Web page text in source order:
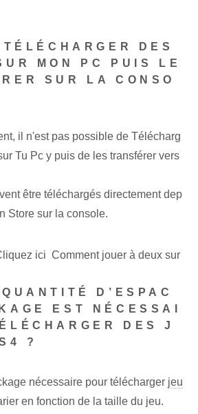
DES
MON PC PUIS LE
SUR LA CONSO
il n'est pas possible de ‍Télécharg
Tu⁣ Pc y⁤ puis de les transférer vers
être ⁣téléchargés‍ directement‍ dep
Store sur la⁢ console.
ici Comment jouer à deux sur
D’ESPAC
EST NÉCESSAI
DES J
?
nécessaire pour télécharger jeu
en fonction de la taille du jeu.